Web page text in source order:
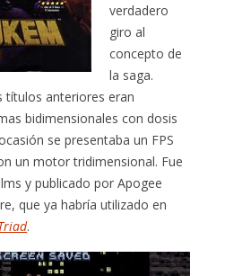
verdadero
giro al
concepto de
la saga.
títulos anteriores eran
bidimensionales con dosis
se presentaba un FPS
un motor tridimensional. Fue
y publicado por Apogee
que ya habría utilizado en
.